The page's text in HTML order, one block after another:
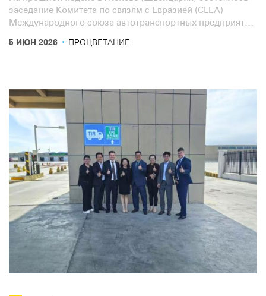
заседание Комитета по связям с Евразией (CLEA)
Международного союза автотранспортных предприятий
автотранспортного сектора обсудили актуальные
5 ИЮН 2026 · ПРОЦВЕТАНИЕ